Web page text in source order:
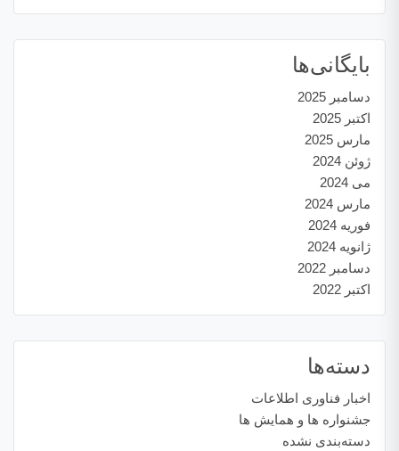
بایگانی‌ها
دسامبر 2025
اکتبر 2025
مارس 2025
ژوئن 2024
می 2024
مارس 2024
فوریه 2024
ژانویه 2024
دسامبر 2022
اکتبر 2022
دسته‌ها
اخبار فناوری اطلاعات
جشنواره ها و همایش ها
دسته‌بندی نشده